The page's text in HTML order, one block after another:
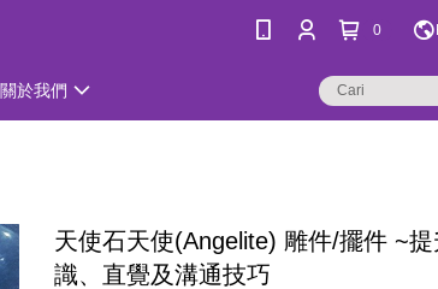
0
關於我們
天使石天使(Angelite) 雕件/擺件 ~
識、直覺及溝通技巧